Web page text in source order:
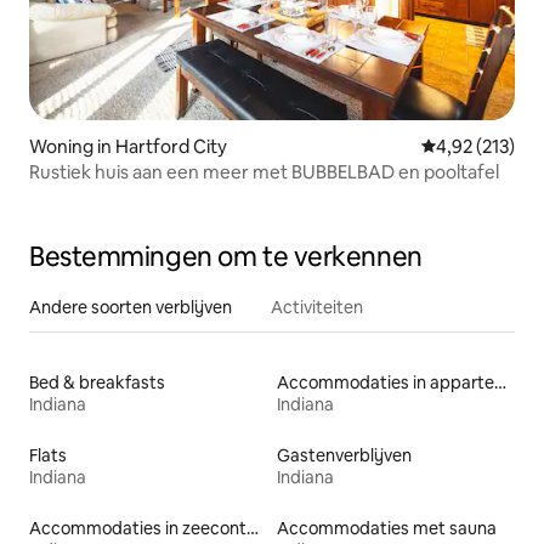
Woning in Hartford City Gemiddelde
4,92 (213)
Rustiek huis aan een meer met BUBBELBAD en pooltafel
Bestemmingen om te verkennen
Andere soorten verblijven Activiteiten
Bed & breakfasts
Indiana
Accommodaties in appartementen met diensten
Indiana
Flats
Indiana
Gastenverblijven
Indiana
Accommodaties in zeecontainers
Accommodaties met sauna